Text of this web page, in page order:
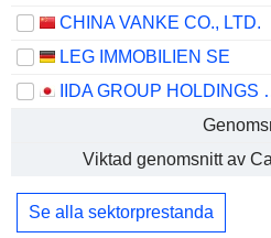
CHINA VANKE CO., LTD.
LEG IMMOBILIEN SE
IIDA
Viktad genomsnitt av
Se alla sektorprestanda